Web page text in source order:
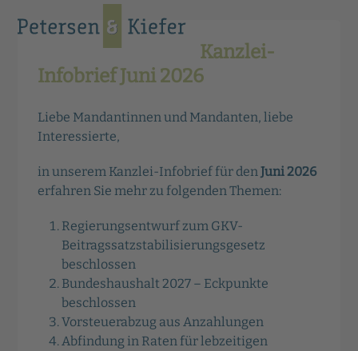
mobile
menu
mobile
menu
Kanzlei-
Infobrief Juni 2026
Liebe Mandantinnen und Mandanten, liebe
Interessierte,
in unserem Kanzlei-Infobrief für denJuni 2026
erfahren Sie mehr zu folgenden Themen:
Regierungsentwurf zum GKV-
Beitragssatzstabilisierungsgesetz
beschlossen
Bundeshaushalt 2027 – Eckpunkte
beschlossen
Vorsteuerabzug aus Anzahlungen
Abfindung in Raten für lebzeitigen